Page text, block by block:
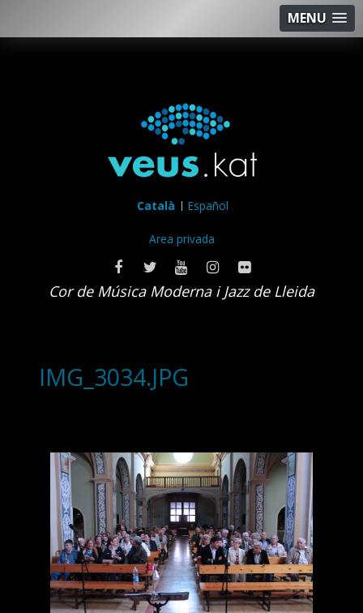
MENU
Català Español
Area privada
Cor de Música Moderna i Jazz de Lleida
IMG_3034.JPG